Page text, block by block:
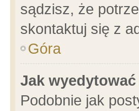
sądzisz, że
skontaktuj się z
Góra
Jak
Podobnie jak